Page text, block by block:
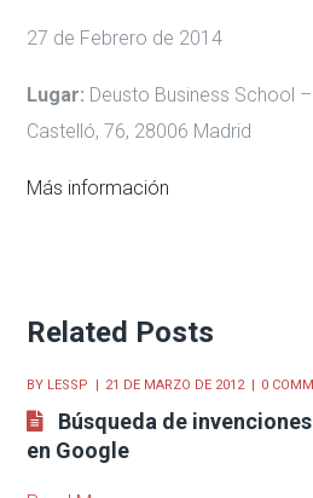
27 de Febrero de 2014
Lugar: Deusto Business School
Castelló, 76, 28006 Madrid
Más información
Related Posts
BY LESSP 21 DE MARZO DE 2012 0
Búsqueda de
en Google